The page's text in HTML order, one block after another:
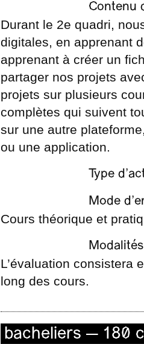
Contenu
Durant le 2e quadri,
digitales, en apprenant
apprenant à créer un
partager nos projets
projets sur plusieurs
complètes qui suivent
sur une autre
ou une application.
Type
Mode
Cours théorique et
L’évaluation consistera
long des cours.
bacheliers — 180